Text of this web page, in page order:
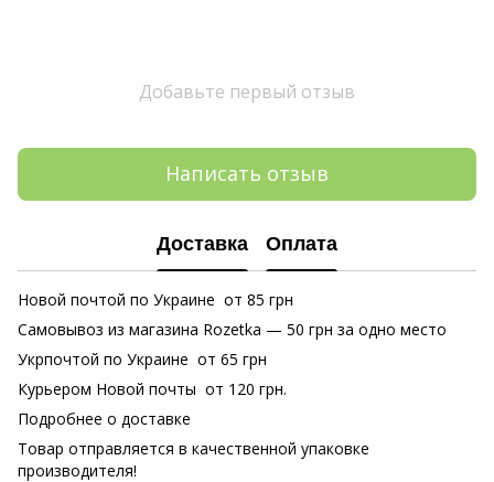
Добавьте первый отзыв
Написать отзыв
Доставка Оплата
Новой почтой по Украине от 85 грн
Самовывоз из магазина Rozetka — 50 грн за одно место
Укрпочтой по Украине от 65 грн
Курьером Новой почты от 120 грн.
Подробнее о доставке
Товар отправляется в качественной упаковке
производителя!